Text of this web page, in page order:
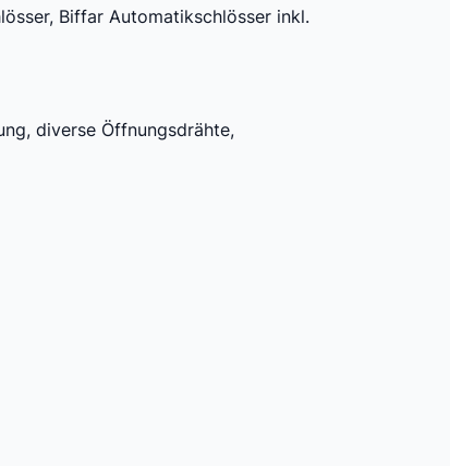
Biffar Automatikschlösser inkl.
diverse Öffnungsdrähte,